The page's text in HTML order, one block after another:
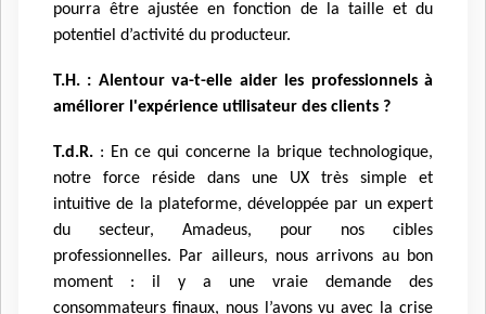
pourra être ajustée en fonction de la taille et du
potentiel d’activité du producteur.
T.H. : Alentour va-t-elle aider les professionnels à
améliorer l'expérience utilisateur des clients ?
T.d.R. : En ce qui concerne la brique technologique,
notre force réside dans une UX très simple et
intuitive de la plateforme, développée par un expert
du secteur, Amadeus, pour nos cibles
professionnelles. Par ailleurs, nous arrivons au bon
moment : il y a une vraie demande des
consommateurs finaux, nous l’avons vu avec la crise